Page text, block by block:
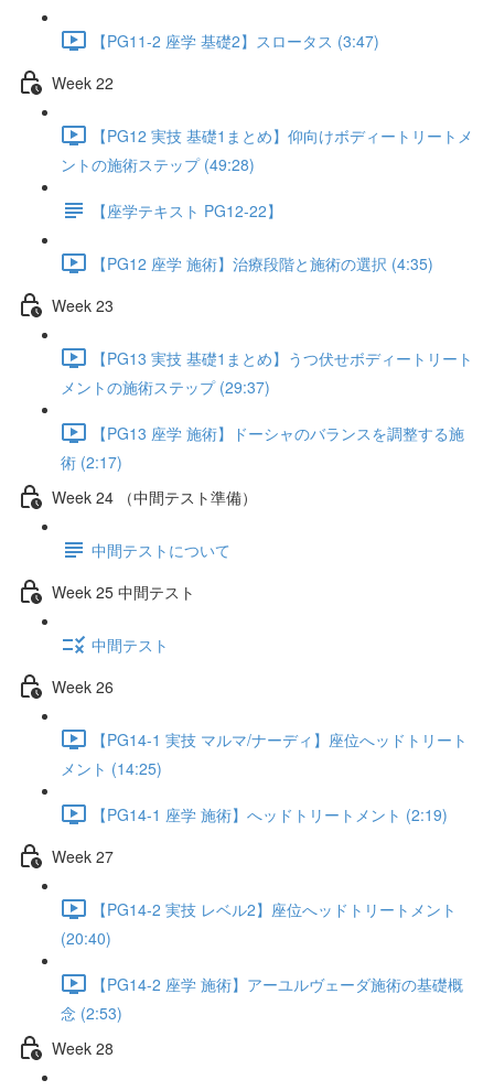
【PG11-2 座学 基礎2】スロータス (3:47)
Week 22
【PG12 実技 基礎1まとめ】仰向けボディートリートメ
ントの施術ステップ (49:28)
【座学テキスト PG12-22】
【PG12 座学 施術】治療段階と施術の選択 (4:35)
Week 23
【PG13 実技 基礎1まとめ】うつ伏せボディートリート
メントの施術ステップ (29:37)
【PG13 座学 施術】ドーシャのバランスを調整する施
術 (2:17)
Week 24 （中間テスト準備）
中間テストについて
Week 25 中間テスト
中間テスト
Week 26
【PG14-1 実技 マルマ/ナーディ】座位へッドトリート
メント (14:25)
【PG14-1 座学 施術】へッドトリートメント (2:19)
Week 27
【PG14-2 実技 レベル2】座位へッドトリートメント
(20:40)
【PG14-2 座学 施術】アーユルヴェーダ施術の基礎概
念 (2:53)
Week 28